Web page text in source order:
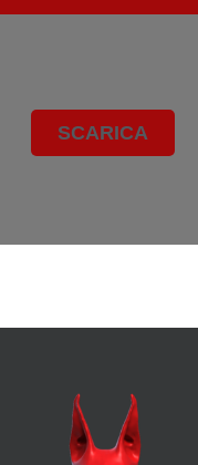
SCARICA